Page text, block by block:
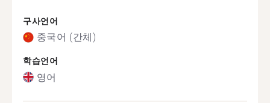
구사언어
중국어 (간체)
학습언어
영어